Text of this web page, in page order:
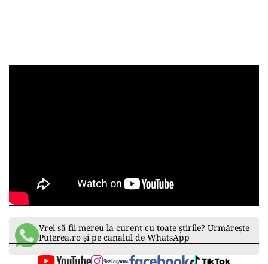
Vrei să fii mereu la curent cu toate știrile? Urmărește
Puterea.ro și pe canalul de WhatsApp